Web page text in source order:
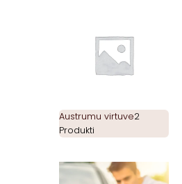
Austrumu virtuve2
Produkti